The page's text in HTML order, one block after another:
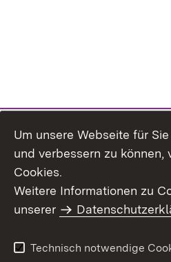
Benutzungshinweise
Um unsere Webseite für
und verbessern zu können,
Cookies.
Weitere Informationen zu
unserer
Technisch notwendige